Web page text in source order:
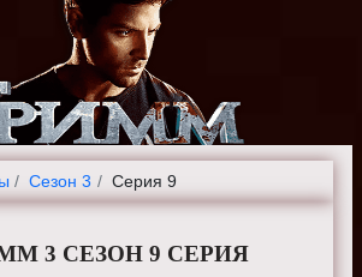
Сезон 3 Серия 9
3 СЕЗОН 9 СЕРИЯ